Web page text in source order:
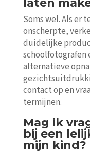
laten
Soms wel. Als er
onscherpte,
duidelijke
schoolfotografen
alternatieve
contact op en
termijnen.
Mag ik
bij een
mijn kind?